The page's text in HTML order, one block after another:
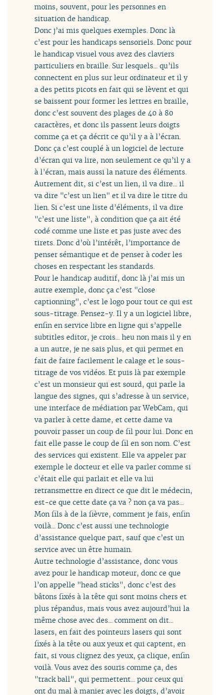
moins, souvent, pour les personnes en
situation de handicap.
Donc j’ai mis quelques exemples. Donc là
c’est pour les handicaps sensoriels. Donc pour
le handicap visuel vous avez des claviers
particuliers en braille. Sur lesquels... qu’ils
connectent en plus sur leur ordinateur et il y
a des petits picots en fait qui se lèvent et qui
se baissent pour former les lettres en braille,
donc c’est souvent des plages de 40 à 80
caractères, et donc ils passent leurs doigts
comme ça et ça décrit ce qu’il y a à l’écran.
Donc ça c’est couplé à un logiciel de lecture
d’écran qui va lire, non seulement ce qu’il y a
à l’écran, mais aussi la nature des éléments.
Autrement dit, si c’est un lien, il va dire... il
va dire "c’est un lien" et il va dire le titre du
lien. Si c’est une liste d’éléments, il va dire
"c’est une liste", à condition que ça ait été
codé comme une liste et pas juste avec des
tirets. Donc d’où l’intérêt, l’importance de
penser sémantique et de penser à coder les
choses en respectant les standards.
Pour le handicap auditif, donc là j’ai mis un
autre exemple, donc ça c’est "close
captionning", c’est le logo pour tout ce qui est
sous-titrage. Pensez-y. Il y a un logiciel libre,
enfin en service libre en ligne qui s’appelle
subtitles editor, je crois... heu non mais il y en
a un autre, je ne sais plus, et qui permet en
fait de faire facilement le calage et le sous-
titrage de vos vidéos. Et puis là par exemple
c’est un monsieur qui est sourd, qui parle la
langue des signes, qui s’adresse à un service,
une interface de médiation par WebCam, qui
va parler à cette dame, et cette dame va
pouvoir passer un coup de fil pour lui. Donc en
fait elle passe le coup de fil en son nom. C’est
des services qui existent. Elle va appeler par
exemple le docteur et elle va parler comme si
c’était elle qui parlait et elle va lui
retransmettre en direct ce que dit le médecin,
est-ce que cette date ça va ? non ça va pas...
Mon fils à de la fièvre, comment je fais, enfin
voilà... Donc c’est aussi une technologie
d’assistance quelque part, sauf que c’est un
service avec un être humain.
Autre technologie d’assistance, donc vous
avez pour le handicap moteur, donc ce que
l’on appelle "head sticks", donc c’est des
bâtons fixés à la tête qui sont moins chers et
plus répandus, mais vous avez aujourd’hui la
même chose avec des... comment on dit...
lasers, en fait des pointeurs lasers qui sont
fixés à la tête ou aux yeux et qui captent, en
fait, si vous clignez des yeux, ça clique, enfin
voilà. Vous avez des souris comme ça, des
"track ball", qui permettent... pour ceux qui
ont du mal à manier avec les doigts, d’avoir